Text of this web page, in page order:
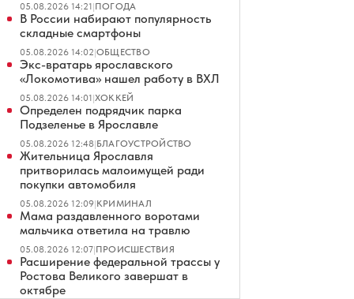
05.08.2026 14:21|ПОГОДА
В России набирают популярность
складные смартфоны
05.08.2026 14:02|ОБЩЕСТВО
Экс-вратарь ярославского
«Локомотива» нашел работу в ВХЛ
05.08.2026 14:01|ХОККЕЙ
Определен подрядчик парка
Подзеленье в Ярославле
05.08.2026 12:48|БЛАГОУСТРОЙСТВО
Жительница Ярославля
притворилась малоимущей ради
покупки автомобиля
05.08.2026 12:09|КРИМИНАЛ
Мама раздавленного воротами
мальчика ответила на травлю
05.08.2026 12:07|ПРОИСШЕСТВИЯ
Расширение федеральной трассы у
Ростова Великого завершат в
октябре